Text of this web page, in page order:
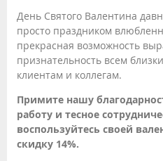
День Святого Валентина
просто праздником
прекрасная возможность
признательность всем
клиентам и коллегам.
Примите нашу
работу и тесное
воспользуйтесь своей
скидку 14%.